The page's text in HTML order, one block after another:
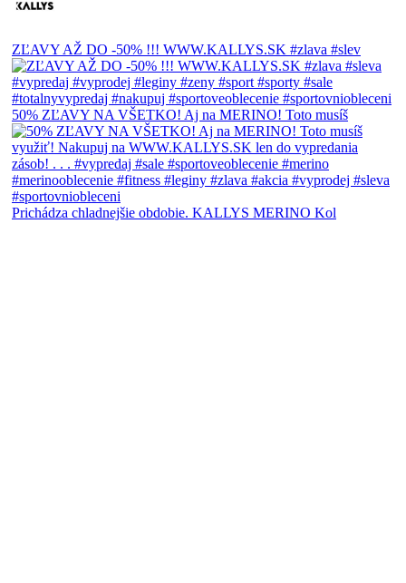
ZĽAVY AŽ DO -50% !!! WWW.KALLYS.SK #zlava #slev
50% ZĽAVY NA VŠETKO! Aj na MERINO! Toto musíš
Prichádza chladnejšie obdobie. KALLYS MERINO Kol